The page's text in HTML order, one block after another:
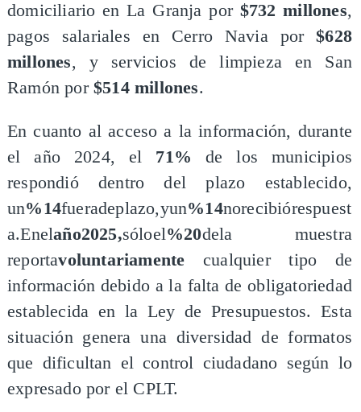
domiciliario en La Granja por $732 millones,
pagos salariales en Cerro Navia por$628
millones, y servicios de limpieza en San
Ramón por $514 millones.
En cuanto al acceso a la información, durante
el año 2024, el 71% de los municipios
respondió dentro del plazo establecido,
un%14fueradeplazo,yun%14norecibiórespuest
a.Enelaño2025,sóloel%20dela muestra
reportavoluntariamente cualquier tipo de
información debido a la falta de obligatoriedad
establecida en la Ley de Presupuestos. Esta
situación genera una diversidad de formatos
que dificultan el control ciudadano según lo
expresado por el CPLT.